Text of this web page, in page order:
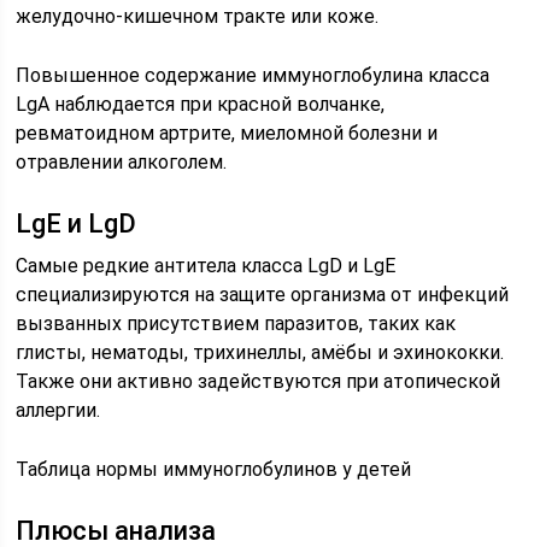
желудочно-кишечном тракте или коже.
Повышенное содержание иммуноглобулина класса
LgA наблюдается при красной волчанке,
ревматоидном артрите, миеломной болезни и
отравлении алкоголем.
LgE и LgD
Самые редкие антитела класса LgD и LgE
специализируются на защите организма от инфекций
вызванных присутствием паразитов, таких как
глисты, нематоды, трихинеллы, амёбы и эхинококки.
Также они активно задействуются при атопической
аллергии.
Таблица нормы иммуноглобулинов у детей
Плюсы анализа